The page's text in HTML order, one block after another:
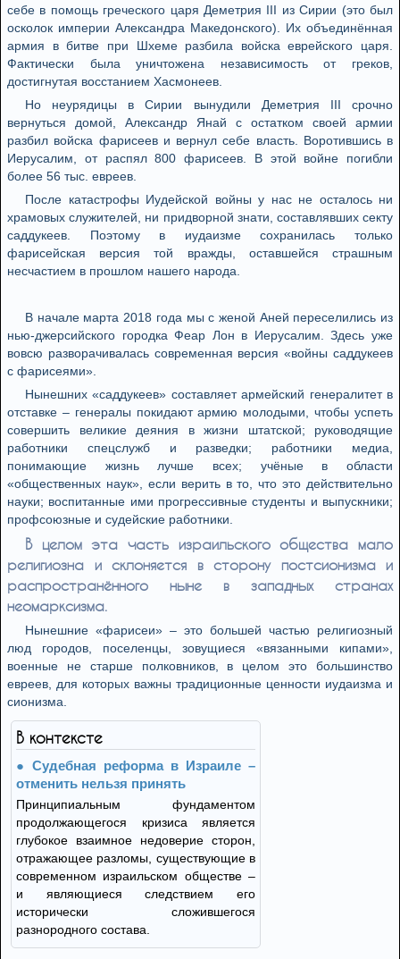
себе в помощь греческого царя Деметрия III из Сирии (это был
осколок империи Александра Македонского). Их объединённая
армия в битве при Шхеме разбила войска еврейского царя.
Фактически была уничтожена независимость от греков,
достигнутая восстанием Хасмонеев.
Но неурядицы в Сирии вынудили Деметрия III срочно
вернуться домой, Александр Янай с остатком своей армии
разбил войска фарисеев и вернул себе власть. Воротившись в
Иерусалим, от распял 800 фарисеев. В этой войне погибли
более 56 тыс. евреев.
После катастрофы Иудейской войны у нас не осталось ни
храмовых служителей, ни придворной знати, составлявших секту
саддукеев. Поэтому в иудаизме сохранилась только
фарисейская версия той вражды, оставшейся страшным
несчастием в прошлом нашего народа.
В начале марта 2018 года мы с женой Аней переселились из
нью-джерсийского городка Феар Лон в Иерусалим. Здесь уже
вовсю разворачивалась современная версия «войны саддукеев
с фарисеями».
Нынешних «саддукеев» составляет армейский генералитет в
отставке – генералы покидают армию молодыми, чтобы успеть
совершить великие деяния в жизни штатской; руководящие
работники спецслужб и разведки; работники медиа,
понимающие жизнь лучше всех; учёные в области
«общественных наук», если верить в то, что это действительно
науки; воспитанные ими прогрессивные студенты и выпускники;
профсоюзные и судейские работники.
В целом эта часть израильского общества мало
религиозна и склоняется в сторону постсионизма и
распространённого ныне в западных странах
неомарксизма.
Нынешние «фарисеи» – это большей частью религиозный
люд городов, поселенцы, зовущиеся «вязанными кипами»,
военные не старше полковников, в целом это большинство
евреев, для которых важны традиционные ценности иудаизма и
сионизма.
В контексте
Судебная реформа в Израиле –
отменить нельзя принять
Принципиальным фундаментом
продолжающегося кризиса является
глубокое взаимное недоверие сторон,
отражающее разломы, существующие в
современном израильском обществе –
и являющиеся следствием его
исторически сложившегося
разнородного состава.